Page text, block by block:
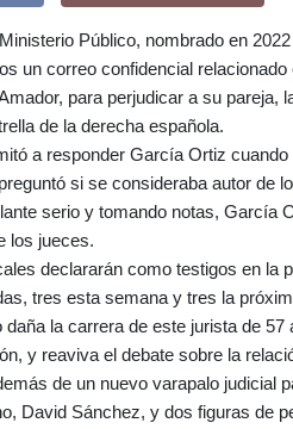
Público, nombrado en
un correo confidencial
para perjudicar a su pareja,
de la derecha española.
a responder García Ortiz
si se consideraba autor de
serio y tomando notas, García
los jueces.
declararán como testigos en la
tres esta semana y tres la
daña la carrera de este jurista de
y reaviva el debate sobre la
de un nuevo varapalo judicial
David Sánchez, y dos figuras de